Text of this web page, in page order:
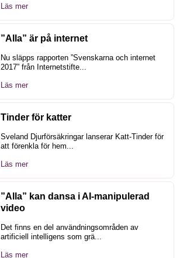
Läs mer
”Alla” är på internet
Nu släpps rapporten ”Svenskarna och internet
2017” från Internetstifte...
Läs mer
Tinder för katter
Sveland Djurförsäkringar lanserar Katt-Tinder för
att förenkla för hem...
Läs mer
”Alla” kan dansa i AI-manipulerad
video
Det finns en del användningsområden av
artificiell intelligens som grä...
Läs mer